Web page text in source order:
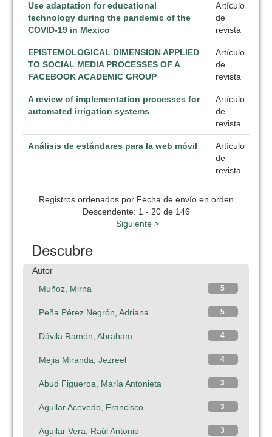
Use adaptation for educational
technology during the pandemic of the
COVID-19 in Mexico
Artículo
de
revista
EPISTEMOLOGICAL DIMENSION APPLIED
TO SOCIAL MEDIA PROCESSES OF A
FACEBOOK ACADEMIC GROUP
Artículo
de
revista
A review of implementation processes for
automated irrigation systems
Artículo
de
revista
Análisis de estándares para la web móvil
Artículo
de
revista
Registros ordenados por Fecha de envío en orden
Descendente: 1 - 20 de 146
Siguiente >
Descubre
Autor
5
Muñoz, Mirna
5
Peña Pérez Negrón, Adriana
4
Dávila Ramón, Abraham
4
Mejia Miranda, Jezreel
3
Abud Figueroa, María Antonieta
3
Aguilar Acevedo, Francisco
3
Aguilar Vera, Raúl Antonio